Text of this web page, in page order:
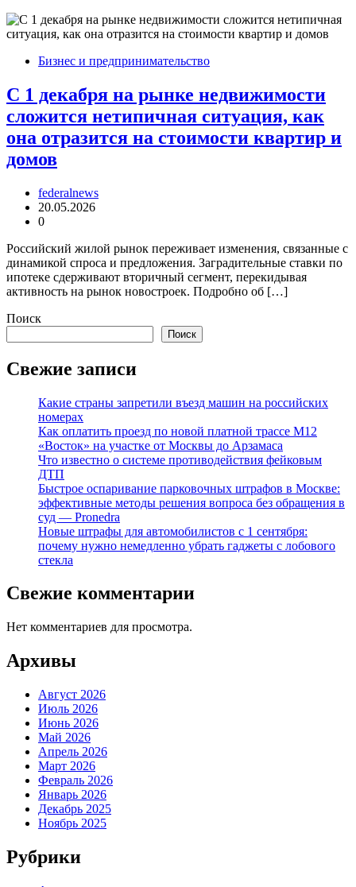
Бизнес и предпринимательство
С 1 декабря на рынке недвижимости
сложится нетипичная ситуация, как
она отразится на стоимости квартир и
домов
federalnews
20.05.2026
0
Российский жилой рынок переживает изменения, связанные с
динамикой спроса и предложения. Заградительные ставки по
ипотеке сдерживают вторичный сегмент, перекидывая
активность на рынок новостроек. Подробно об […]
Поиск
Поиск
Свежие записи
Какие страны запретили въезд машин на российских
номерах
Как оплатить проезд по новой платной трассе М12
«Восток» на участке от Москвы до Арзамаса
Что известно о системе противодействия фейковым
ДТП
Быстрое оспаривание парковочных штрафов в Москве:
эффективные методы решения вопроса без обращения в
суд — Pronedra
Новые штрафы для автомобилистов с 1 сентября:
почему нужно немедленно убрать гаджеты с лобового
стекла
Свежие комментарии
Нет комментариев для просмотра.
Архивы
Август 2026
Июль 2026
Июнь 2026
Май 2026
Апрель 2026
Март 2026
Февраль 2026
Январь 2026
Декабрь 2025
Ноябрь 2025
Рубрики